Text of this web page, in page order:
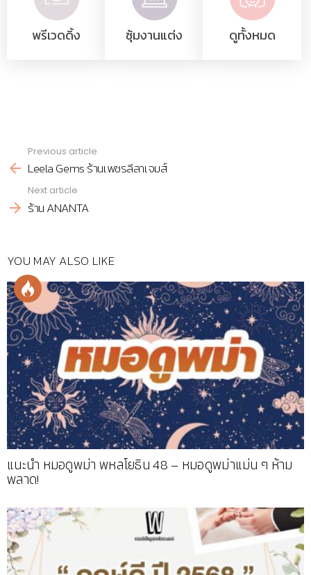
พรีเวดดิ้ง ซุ้มงานแต่ง ดูทั้งหมด
more
Previous article
Leela Gems ร้านเพชรลีลาเจมส์
Next article
ร้าน ANANTA
YOU MAY ALSO LIKE
แนะนำ หมอดูพม่า พหลโยธิน 48 – หมอดูพม่าแม่น ๆ ห้าม
พลาด!